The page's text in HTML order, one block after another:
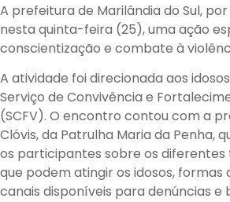
A prefeitura de Marilândia do Sul,
nesta quinta-feira (25), uma ação
conscientização e combate à
A atividade foi direcionada aos
Serviço de Convivência e
(SCFV). O encontro contou com a
Clóvis, da Patrulha Maria da Penha,
os participantes sobre os diferentes
que podem atingir os idosos, formas
canais disponíveis para denúncias e